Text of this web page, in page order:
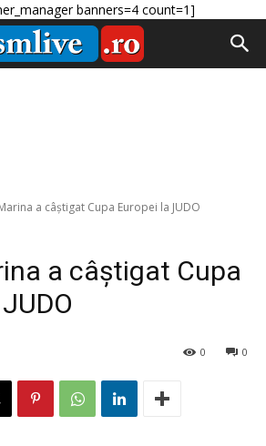
banners=4 count=1]
a câștigat Cupa Europei la JUDO
a câștigat Cupa
0
0